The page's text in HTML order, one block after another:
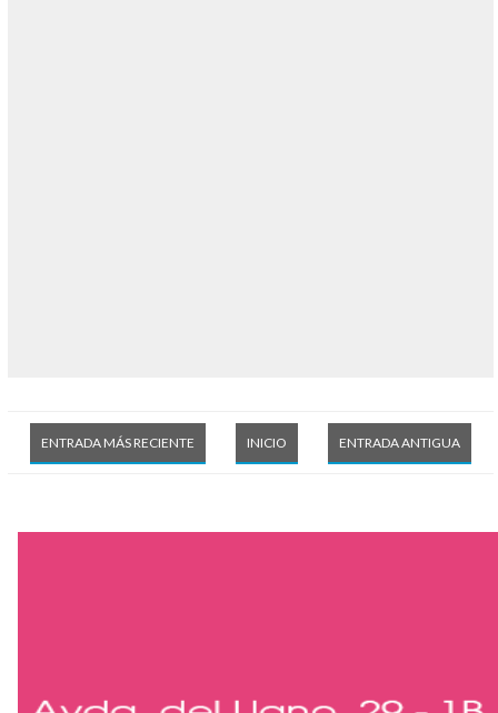
ENTRADA MÁS RECIENTE ENTRADA ANTIGUA
INICIO